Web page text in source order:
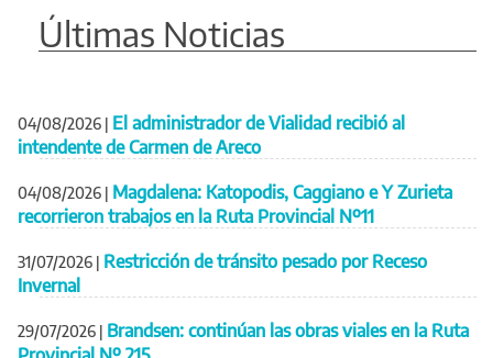
Últimas Noticias
04/08/2026 | El administrador de Vialidad recibió al
intendente de Carmen de Areco
04/08/2026 | Magdalena: Katopodis, Caggiano e Y Zurieta
recorrieron trabajos en la Ruta Provincial Nº11
31/07/2026 | Restricción de tránsito pesado por Receso
Invernal
29/07/2026 | Brandsen: continúan las obras viales en la Ruta